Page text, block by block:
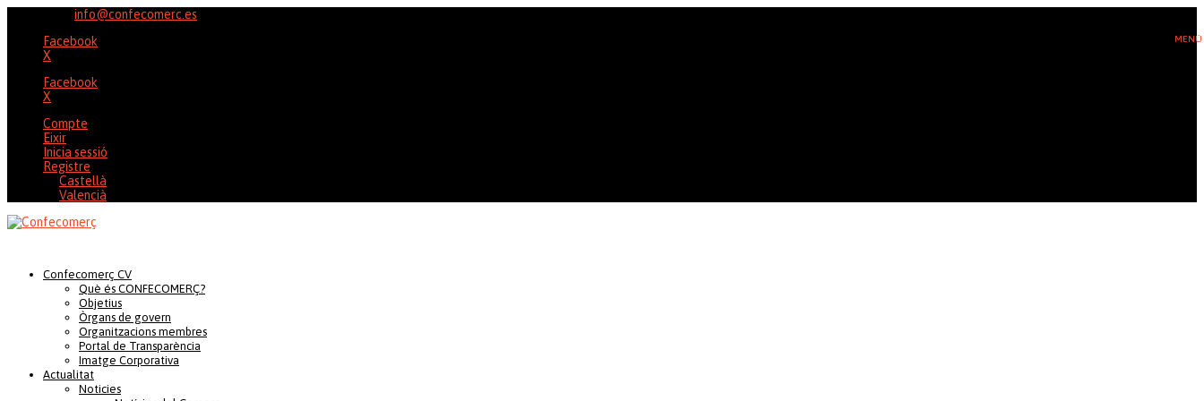
info@confecomerc.es
Facebook
X
Facebook
X
Compte
Eixir
Inicia sessió
Registre
Castellà
Valencià
Confecomerç CV
Què és CONFECOMERÇ?
Objetius
Òrgans de govern
Organitzacions membres
Portal de Transparència
Imatge Corporativa
Actualitat
Noticies